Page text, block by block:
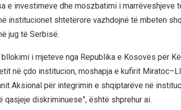
e investimeve dhe moszbatimi i marrëveshjeve
institucionet shtetërore vazhdojnë të mbeten
jug të Serbisë.
i mjeteve nga Republika e Kosovës për
në çdo institucion, moshapja e kufirit
Aksional për integrimin e shqiptarëve në
qasjeje diskriminuese”, është shprehur ai.